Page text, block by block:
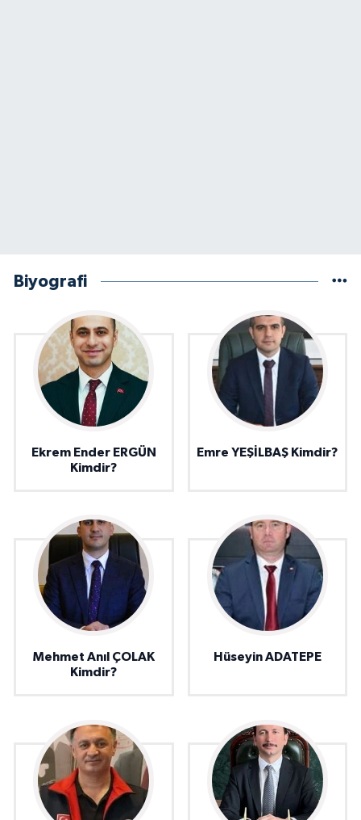
Biyografi
Ekrem Ender ERGÜN
Kimdir?
Emre YEŞİLBAŞ Kimdir?
Mehmet Anıl ÇOLAK
Kimdir?
Hüseyin ADATEPE